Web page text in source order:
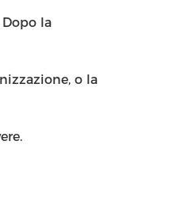
la
o la